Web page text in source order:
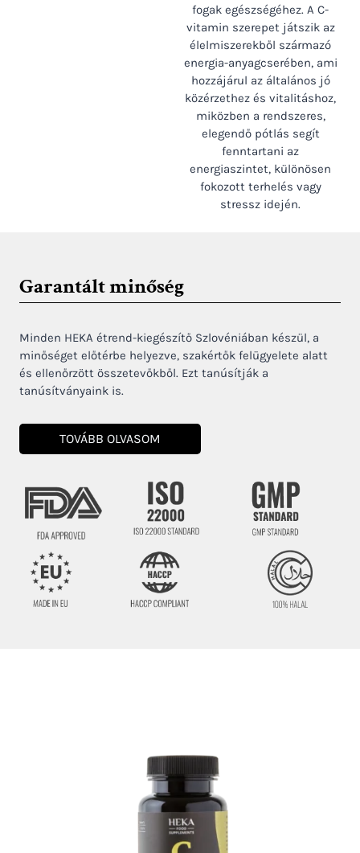
fogak egészségéhez. A C-
vitamin szerepet játszik az
élelmiszerekből származó
energia-anyagcserében, ami
hozzájárul az általános jó
közérzethez és vitalitáshoz,
miközben a rendszeres,
elegendő pótlás segít
fenntartani az
energiaszintet, különösen
fokozott terhelés vagy
stressz idején.
Garantált minőség
Minden HEKA étrend-kiegészítő Szlovéniában készül, a
minőséget előtérbe helyezve, szakértők felügyelete alatt
és ellenőrzött összetevőkből. Ezt tanúsítják a
tanúsítványaink is.
TOVÁBB OLVASOM